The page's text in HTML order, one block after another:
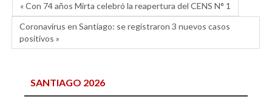
« Con 74 años Mirta celebró la reapertura del CENS N° 1
Coronavirus en Santiago: se registraron 3 nuevos casos
positivos »
SANTIAGO 2026